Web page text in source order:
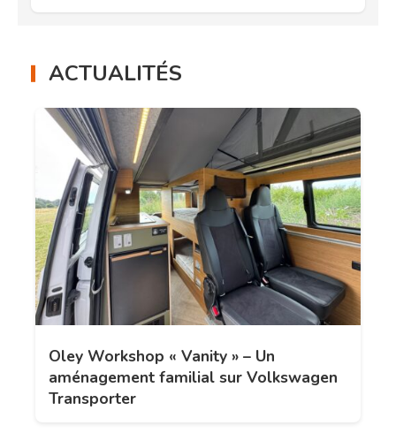
ACTUALITÉS
Oley Workshop « Vanity » – Un
aménagement familial sur Volkswagen
Transporter